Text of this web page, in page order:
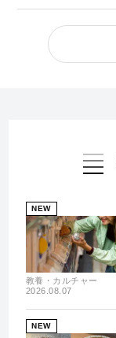
NEW
教養・カルチャー
2026.08.07
NEW